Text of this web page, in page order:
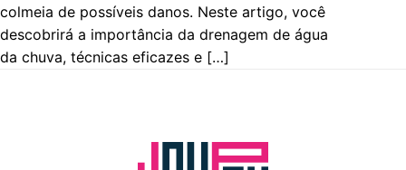
colmeia de possíveis danos. Neste artigo, você
descobrirá a importância da drenagem de água
da chuva, técnicas eficazes e […]